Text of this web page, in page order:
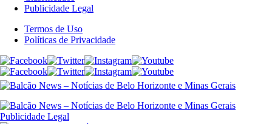
Publicidade Legal
Termos de Uso
Políticas de Privacidade
Publicidade Legal